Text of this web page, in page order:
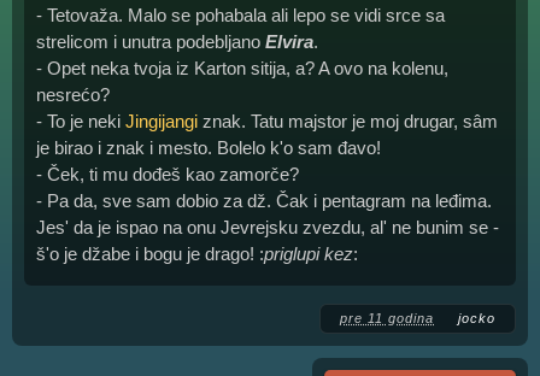
- Tetovaža. Malo se pohabala ali lepo se vidi srce sa
strelicom i unutra podebljano Elvira.
- Opet neka tvoja iz Karton sitija, a? A ovo na kolenu,
nesrećo?
- To je neki Jingijangi znak. Tatu majstor je moj drugar, sâm
je birao i znak i mesto. Bolelo k'o sam đavo!
- Ček, ti mu dođeš kao zamorče?
- Pa da, sve sam dobio za dž. Čak i pentagram na leđima.
Jes' da je ispao na onu Jevrejsku zvezdu, al' ne bunim se -
š'o je džabe i bogu je drago! :priglupi kez:
pre 11 godina jocko